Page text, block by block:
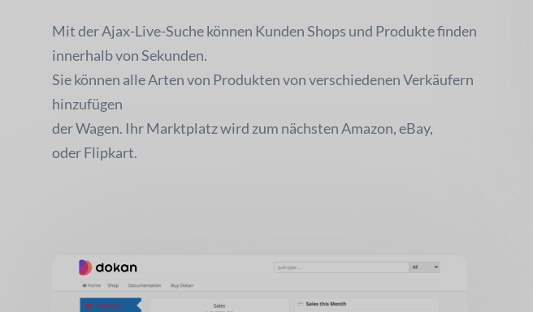
Mit der Ajax-Live-Suche können Kunden Shops und Produkte finden
innerhalb von Sekunden.
Sie können alle Arten von Produkten von verschiedenen Verkäufern
hinzufügen
der Wagen. Ihr Marktplatz wird zum nächsten Amazon, eBay,
oder Flipkart.